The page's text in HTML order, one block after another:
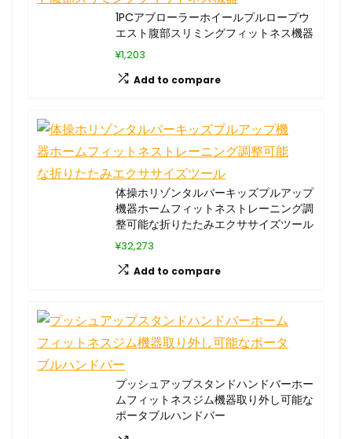
1PCアブローラーホイールプルロープウ
エスト腹部スリミングフィットネス機器
¥1,203
Add to compare
体操ホリゾンタルバーキッズプルアップ
機器ホームフィットネストレーニング調
整可能な折りたたみエクササイズツール
¥32,273
Add to compare
プッシュアップスタンドハンドバーホー
ムフィットネスジム機器取り外し可能な
ポータブルハンドバー